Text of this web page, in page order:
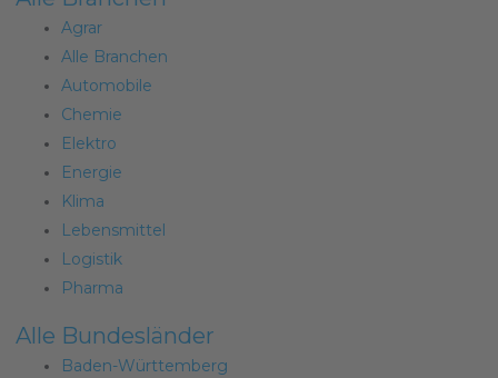
Agrar
Alle Branchen
Automobile
Chemie
Elektro
Energie
Klima
Lebensmittel
Logistik
Pharma
Alle Bundesländer
Baden-Württemberg